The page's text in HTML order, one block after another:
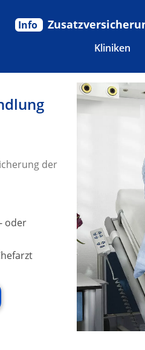
Kliniken
Info
der
oder